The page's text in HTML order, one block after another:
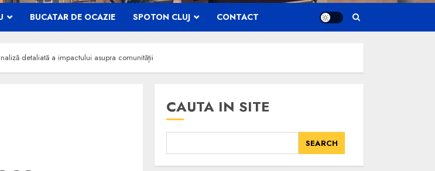
BUCATAR DE OCAZIE SPOTON CLUJ CONTACT
detaliată a impactului asupra comunității
CAUTA IN SITE
SEARCH